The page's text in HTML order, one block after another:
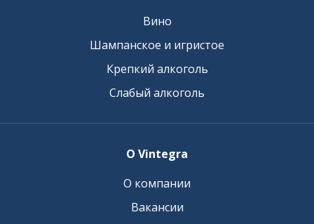
Вино
Шампанское и игристое
Крепкий алкоголь
Слабый алкоголь
О Vintegra
О компании
Вакансии